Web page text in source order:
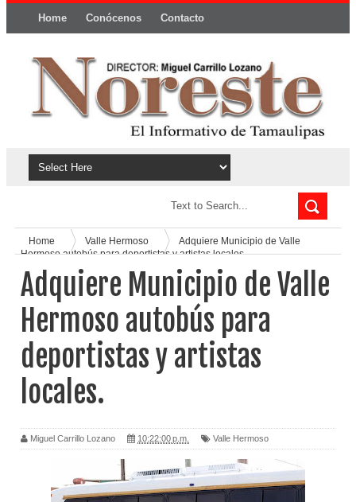
Home Conócenos Contacto
Home Valle Hermoso
Adquiere Municipio de Valle
Hermoso autobús para deportistas y artistas locales.
Adquiere Municipio de Valle
Hermoso autobús para
deportistas y artistas
locales.
Miguel Carrillo Lozano 10:22:00 p.m. Valle Hermoso